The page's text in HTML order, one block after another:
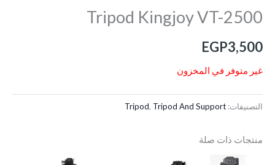
Tripod Kingjoy VT-2500
EGP3,500
غير متوفر في المخزون
التصنيفات: Tripod, Tripod And Support
منتجات ذات صلة